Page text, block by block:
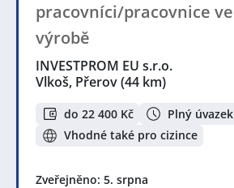
pracovníci/pracovnice ve
výrobě
INVESTPROM EU s.r.o.
Vlkoš, Přerov(44 km)
do 22 400 Kč
Plný úvazek
Vhodné také pro cizince
Zveřejněno: 5. srpna